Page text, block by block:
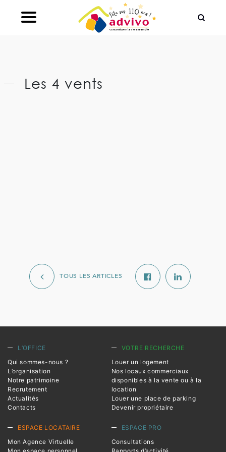
Les 4 vents
TOUS LES ARTICLES
L’OFFICE
Qui sommes-nous ?
L’organisation
Notre patrimoine
Recrutement
Actualités
Contacts
VOTRE RECHERCHE
Louer un logement
Nos locaux commerciaux
disponibles à la vente ou à la
location
Louer une place de parking
Devenir propriétaire
ESPACE LOCATAIRE
Mon Agence Virtuelle
ESPACE PRO
Consultations